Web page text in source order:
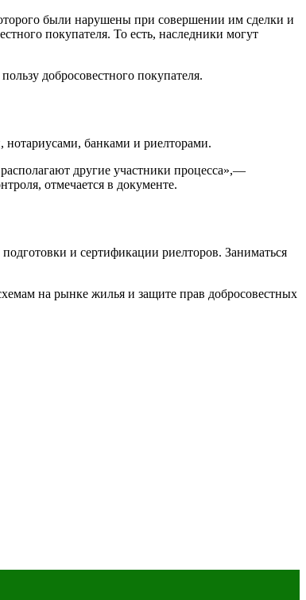
были нарушены при совершении им сделки и
покупателя. То есть, наследники могут
добросовестного покупателя.
банками и риелторами.
другие участники процесса»,—
отмечается в документе.
и сертификации риелторов. Заниматься
на рынке жилья и защите прав добросовестных